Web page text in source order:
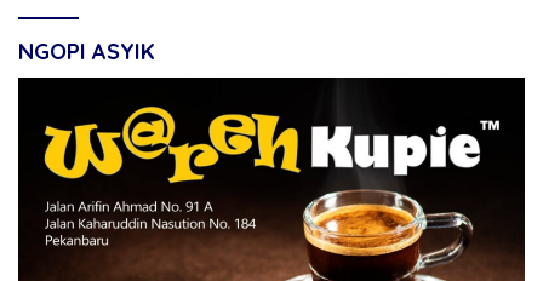
NGOPI ASYIK